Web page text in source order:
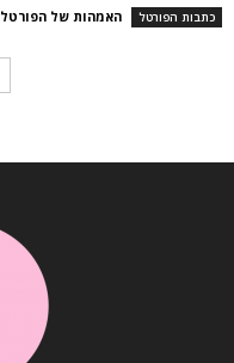
כתבות הפורטל האמהות של הפורטל